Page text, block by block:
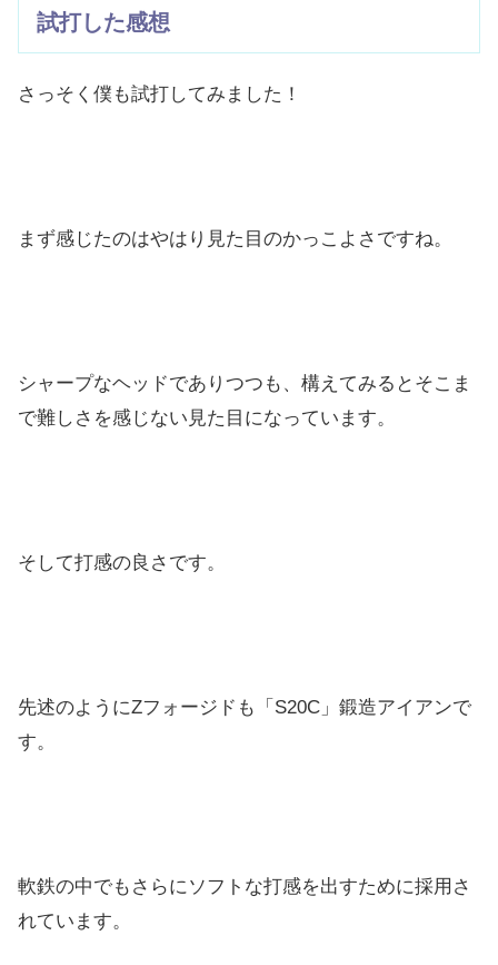
試打した感想
さっそく僕も試打してみました！
まず感じたのはやはり見た目のかっこよさですね。
シャープなヘッドでありつつも、構えてみるとそこま
で難しさを感じない見た目になっています。
そして打感の良さです。
先述のようにZフォージドも「S20C」鍛造アイアンで
す。
軟鉄の中でもさらにソフトな打感を出すために採用さ
れています。